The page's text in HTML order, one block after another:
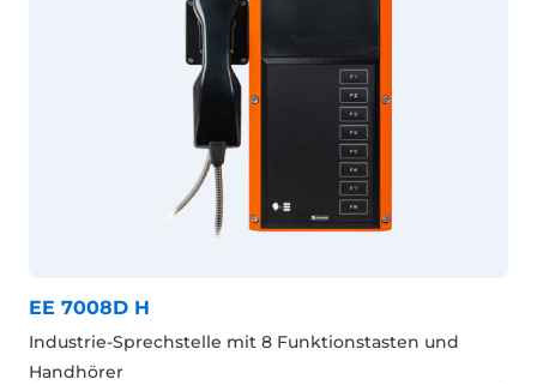
EE 7008D H
Industrie-Sprechstelle mit 8 Funktionstasten und
Handhörer